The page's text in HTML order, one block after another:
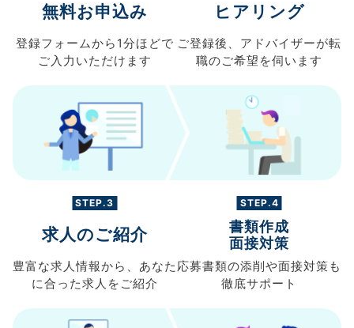
無料お申込み
登録フォームから 1分ほどで
ご入力 いただけます
ヒアリング
ご登録後、 アドバイザーが転
職のご希望を伺います
STEP.3
求人のご紹介
豊富な求人情報から、 あなた
に合った求人を ご紹介
STEP.4
書類作成
面接対策
応募書類の添削や面接対策も
徹底サポート